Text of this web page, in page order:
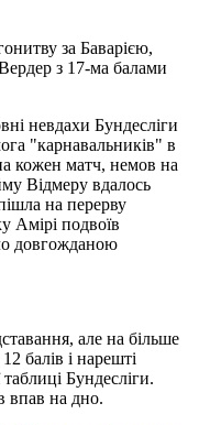
за Баварією,
з 17-ма балами
невдахи Бундесліги
"карнавальників" в
кожен матч, немов на
Відмеру вдалось
на перерву
Амірі подвоїв
довгожданою
але на більше
балів і нарешті
Бундесліги.
впав на дно.